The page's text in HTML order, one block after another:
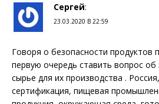
Сергей:
23.03.2020 В 22:59
Говоря о безопасности продуктов
первую очередь ставить вопрос об
сырье для их производства .
сертификация, пищевая